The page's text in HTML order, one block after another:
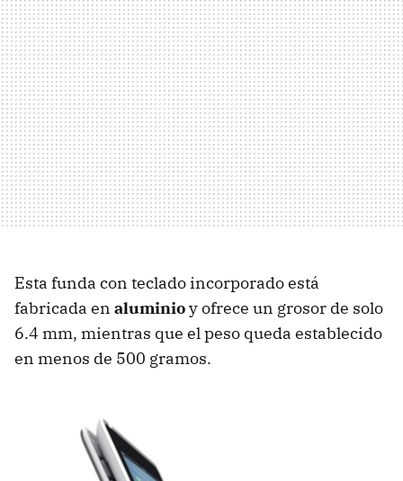
Esta funda con teclado incorporado está
fabricada en aluminioy ofrece un grosor de solo
6.4 mm, mientras que el peso queda establecido
en menos de 500 gramos.